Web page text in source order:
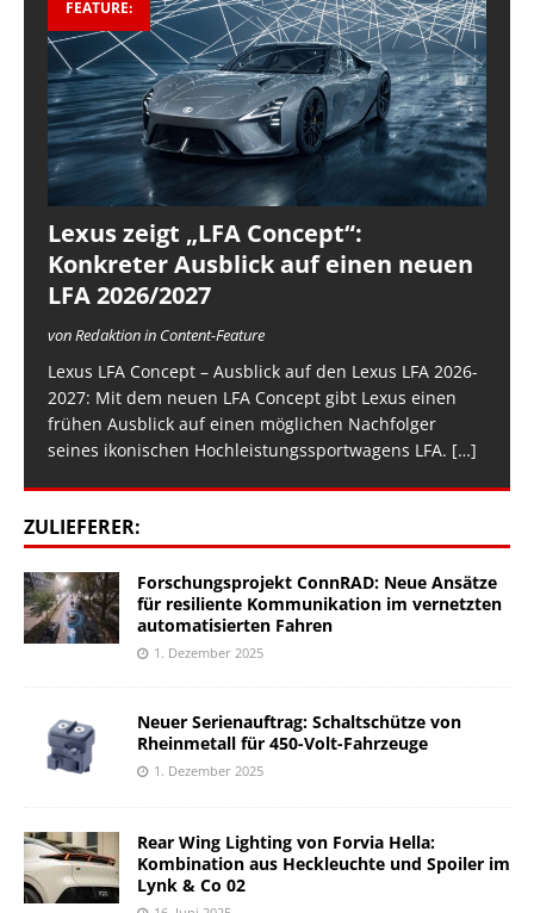
FEATURE:
Lexus zeigt „LFA Concept“:
Konkreter Ausblick auf einen neuen
LFA 2026/2027
von Redaktion in Content-Feature
Lexus LFA Concept – Ausblick auf den Lexus LFA 2026-
2027: Mit dem neuen LFA Concept gibt Lexus einen
frühen Ausblick auf einen möglichen Nachfolger
seines ikonischen Hochleistungssportwagens LFA. […]
ZULIEFERER:
Forschungsprojekt ConnRAD: Neue Ansätze
für resiliente Kommunikation im vernetzten
automatisierten Fahren
1. Dezember 2025
Neuer Serienauftrag: Schaltschütze von
Rheinmetall für 450-Volt-Fahrzeuge
1. Dezember 2025
Rear Wing Lighting von Forvia Hella:
Kombination aus Heckleuchte und Spoiler im
Lynk & Co 02